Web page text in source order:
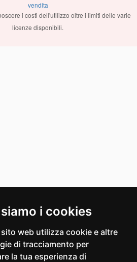
i cookies
web utilizza cookie e altre
di tracciamento per
la tua esperienza di
vendita
i costi dell'utilizzo oltre i limiti delle varie
licenze disponibili.